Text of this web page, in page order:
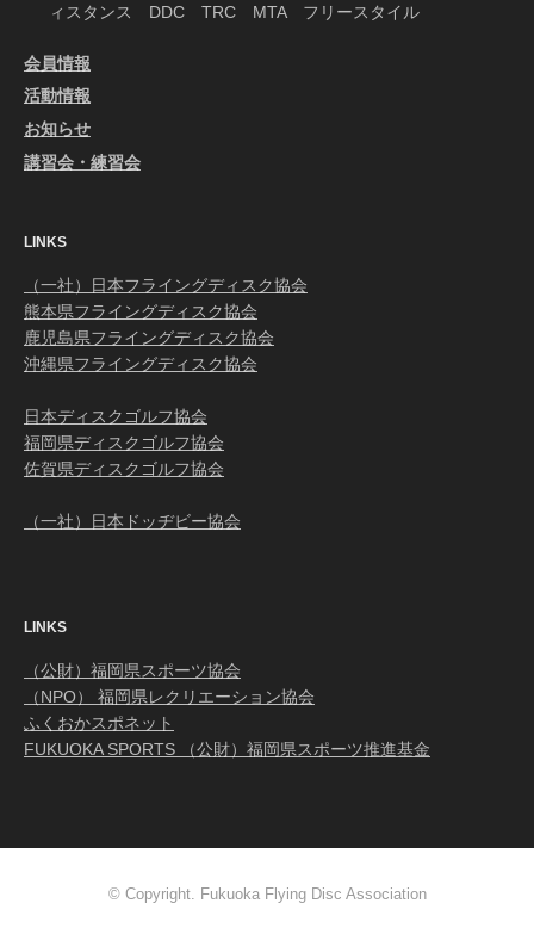
ィスタンス DDC TRC MTA フリースタイル
会員情報
活動情報
お知らせ
講習会・練習会
LINKS
（一社）日本フライングディスク協会
熊本県フライングディスク協会
鹿児島県フライングディスク協会
沖縄県フライングディスク協会
日本ディスクゴルフ協会
福岡県ディスクゴルフ協会
佐賀県ディスクゴルフ協会
（一社）日本ドッヂビー協会
LINKS
（公財）福岡県スポーツ協会
（NPO） 福岡県レクリエーション協会
ふくおかスポネット
FUKUOKA SPORTS （公財）福岡県スポーツ推進基金
© Copyright. Fukuoka Flying Disc Association